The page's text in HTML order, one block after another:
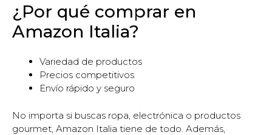
¿Por qué comprar en
Amazon Italia?
Variedad de productos
Precios competitivos
Envío rápido y seguro
No importa si buscas ropa, electrónica o productos
gourmet, Amazon Italia tiene de todo. Además,